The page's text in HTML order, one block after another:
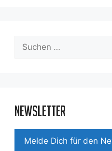
Suchen
Newsletter
Mel­de Dich für den